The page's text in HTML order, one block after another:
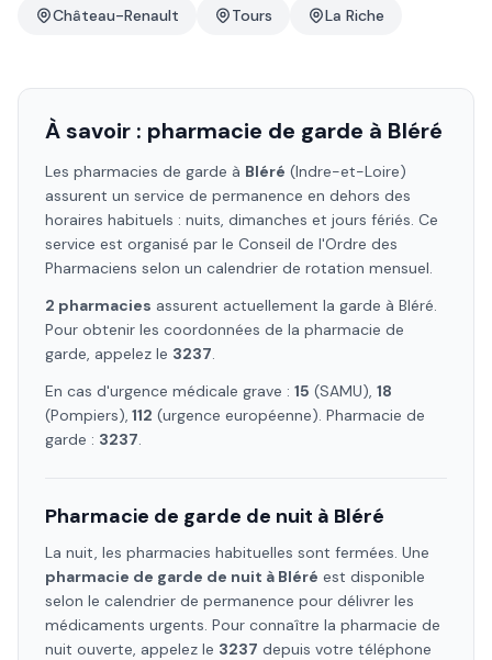
Château-Renault Tours La Riche
À savoir : pharmacie de garde à Bléré
Les pharmacies de garde à Bléré (Indre-et-Loire)
assurent un service de permanence en dehors des
horaires habituels : nuits, dimanches et jours fériés. Ce
service est organisé par le Conseil de l'Ordre des
Pharmaciens selon un calendrier de rotation mensuel.
2 pharmacies assurent actuellement la garde à Bléré.
Pour obtenir les coordonnées de la pharmacie de
garde, appelez le 3237.
En cas d'urgence médicale grave : 15 (SAMU), 18
(Pompiers), 112 (urgence européenne). Pharmacie de
garde : 3237.
Pharmacie de garde de nuit à Bléré
La nuit, les pharmacies habituelles sont fermées. Une
pharmacie de garde de nuit à Bléré est disponible
selon le calendrier de permanence pour délivrer les
médicaments urgents. Pour connaître la pharmacie de
nuit ouverte, appelez le 3237 depuis votre téléphone